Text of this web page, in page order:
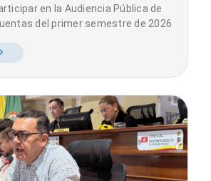
en la Audiencia Pública de
del primer semestre de 2026